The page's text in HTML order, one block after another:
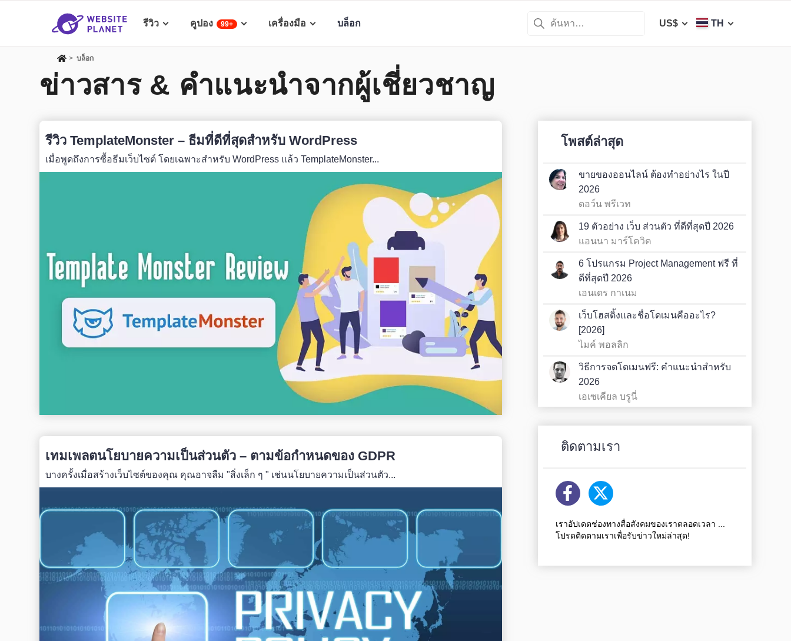
รีวิว คูปอง 99+ เครื่องมือ บล็อก US$ TH
> บล็อก
ข่าวสาร & คำแนะนำจากผู้เชี่ยวชาญ
รีวิว TemplateMonster – ธีมที่ดีที่สุดสำหรับ WordPress
เมื่อพูดถึงการซื้อธีมเว็บไซต์ โดยเฉพาะสำหรับ WordPress แล้ว TemplateMonster...
เทมเพลตนโยบายความเป็นส่วนตัว – ตามข้อกำหนดของ GDPR
บางครั้งเมื่อสร้างเว็บไซต์ของคุณ คุณอาจลืม "สิ่งเล็ก ๆ " เช่นนโยบายความเป็นส่วนตัว...
โพสต์ล่าสุด
ขายของออนไลน์ ต้องทำอย่างไร ในปี
2026
ดอว์น พรีเวท
19 ตัวอย่าง เว็บ ส่วนตัว ที่ดีที่สุดปี 2026
แอนนา มาร์โควิค
6 โปรแกรม Project Management ฟรี ที่
ดีที่สุดปี 2026
เอนเดร กาเนม
เว็บโฮสติ้งและชื่อโดเมนคืออะไร?
[2026]
ไมค์ พอลลิก
วิธีการจดโดเมนฟรี: คำแนะนำสำหรับ
2026
เอเซเคียล บรูนี่
ติดตามเรา
เราอัปเดตช่องทางสื่อสังคมของเราตลอดเวลา ...
โปรดติดตามเราเพื่อรับข่าวใหม่ล่าสุด!